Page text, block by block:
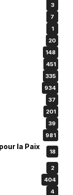
3
7
1
20
148
451
335
934
37
201
39
981
la Paix
18
2
404
4